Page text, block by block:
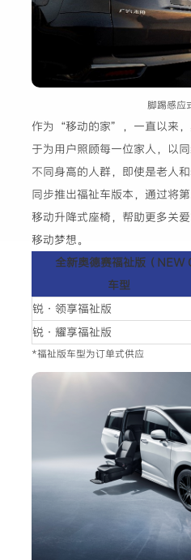
脚踢感应
作为“移动的家”，一直以来，
于为用户照顾每一位家人，以
不同身高的人群，即使是老人
同步推出福祉车版本，通过将
移动升降式座椅，帮助更多关
移动梦想。
全新奥德赛福祉版（NEW
车型
锐·领享福祉版
锐·耀享福祉版
*福祉版车型为订单式供应